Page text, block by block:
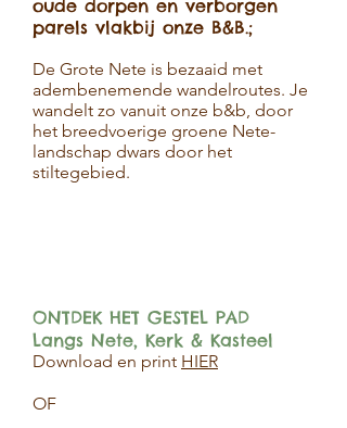
oude dorpen en verborgen
parels vlakbij onze B&B.;
De Grote Nete is bezaaid met
adembenemende wandelroutes. Je
wandelt zo vanuit onze b&b, door
het breedvoerige groene Nete-
landschap dwars door het
stiltegebied.
ONTDEK HET GESTEL PAD
Langs Nete, Kerk & Kasteel
​​Download en print HIER
OF